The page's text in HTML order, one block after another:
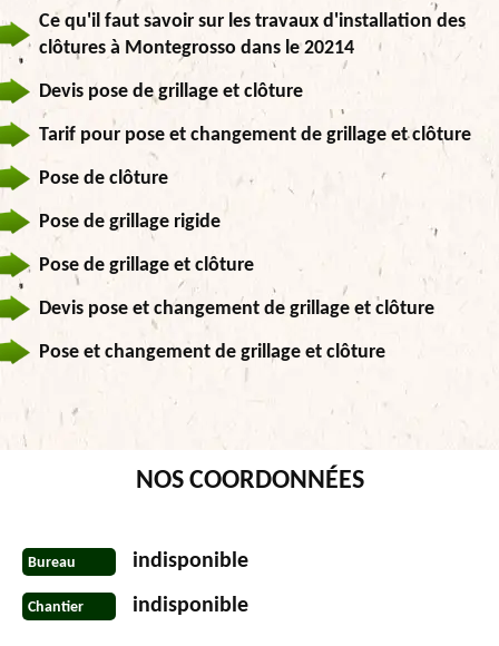
Ce qu'il faut savoir sur les travaux d'installation des
clôtures à Montegrosso dans le 20214
Devis pose de grillage et clôture
Tarif pour pose et changement de grillage et clôture
Pose de clôture
Pose de grillage rigide
Pose de grillage et clôture
Devis pose et changement de grillage et clôture
Pose et changement de grillage et clôture
NOS COORDONNÉES
Bureau indisponible
Chantier indisponible